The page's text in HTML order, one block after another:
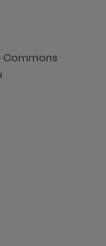
Commons